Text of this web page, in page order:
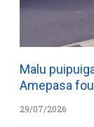
Malu
Amepasa
29/07/2026